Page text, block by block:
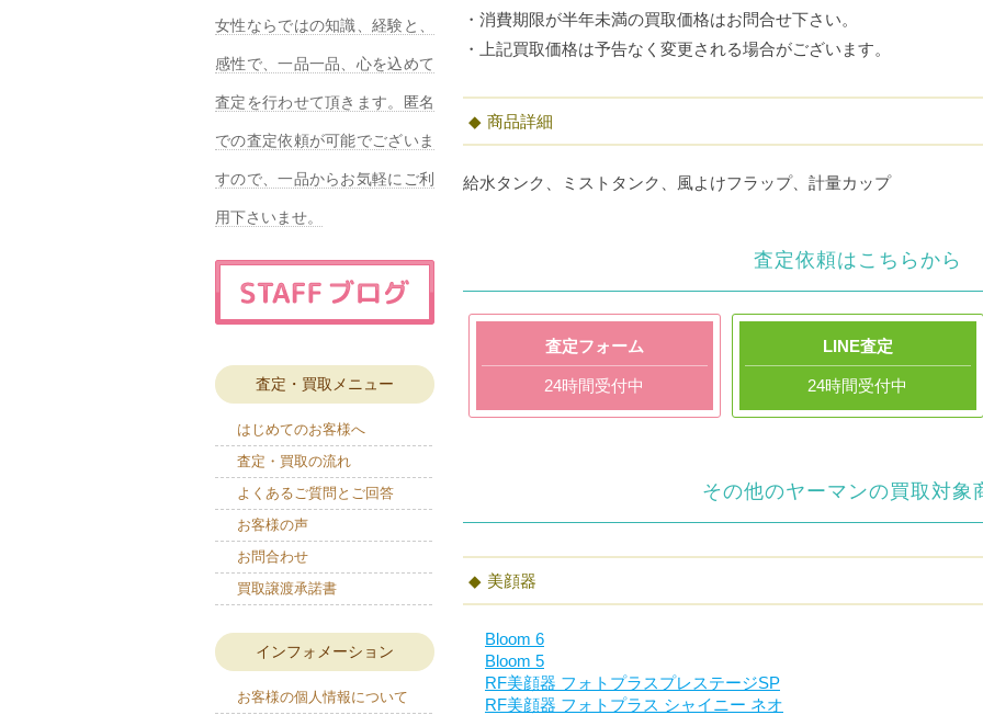
・消費期限が半年未満の買取価格はお問合せ下さい。
・上記買取価格は予告なく変更される場合がございます。
商品詳細
給水タンク、ミストタンク、風よけフラップ、計量カップ
査定依頼はこちらから
査定フォーム
24時間受付中
LINE査定
24時間受付中
その他のヤーマンの買取対象
美顔器
Bloom 6
Bloom 5
RF美顔器 フォトプラスプレステージSP
RF美顔器 フォトプラス シャイニー ネオ
女性ならではの知識、経験と、
感性で、一品一品、心を込めて
査定を行わせて頂きます。匿名
での査定依頼が可能でございま
すので、一品からお気軽にご利
用下さいませ。
査定・買取メニュー
はじめてのお客様へ
査定・買取の流れ
よくあるご質問とご回答
お客様の声
お問合わせ
買取譲渡承諾書
インフォメーション
お客様の個人情報について